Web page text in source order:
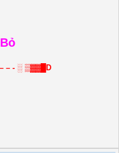
– - ░ ▒▓▓█D